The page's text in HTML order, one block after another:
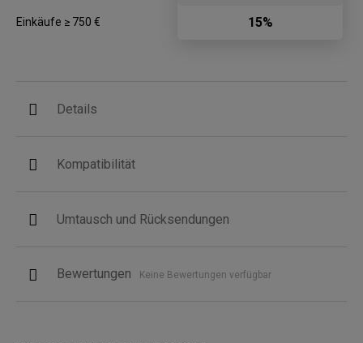
Einkäufe ≥ 750 € 15%
Details
Kompatibilität
Umtausch und Rücksendungen
Bewertungen Keine Bewertungen verfügbar